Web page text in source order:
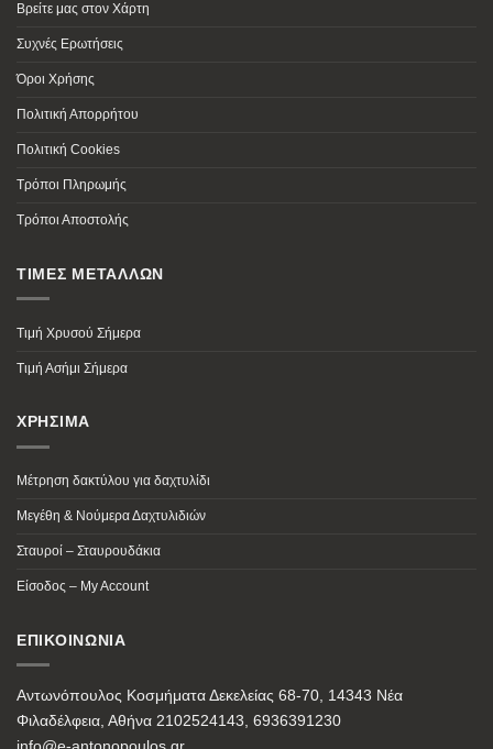
Βρείτε μας στον Χάρτη
Συχνές Ερωτήσεις
Όροι Χρήσης
Πολιτική Απορρήτου
Πολιτική Cookies
Τρόποι Πληρωμής
Τρόποι Αποστολής
ΤΙΜΕΣ ΜΕΤΑΛΛΩΝ
Τιμή Χρυσού Σήμερα
Τιμή Ασήμι Σήμερα
ΧΡΗΣΙΜΑ
Μέτρηση δακτύλου για δαχτυλίδι
Μεγέθη & Νούμερα Δαχτυλιδιών
Σταυροί – Σταυρουδάκια
Είσοδος – My Account
ΕΠΙΚΟΙΝΩΝΙΑ
Αντωνόπουλος Κοσμήματα Δεκελείας 68-70, 14343 Νέα
Φιλαδέλφεια, Αθήνα 2102524143, 6936391230
info@e-antonopoulos.gr